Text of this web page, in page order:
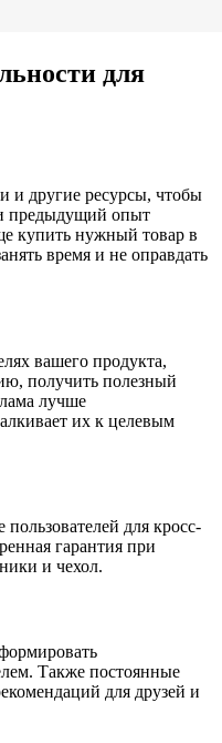
для
и другие ресурсы, чтобы
предыдущий опыт
купить нужный товар в
время и не оправдать
вашего продукта,
получить полезный
лучше
их к целевым
для кросс-
гарантия при
и чехол.
Также постоянные
для друзей и